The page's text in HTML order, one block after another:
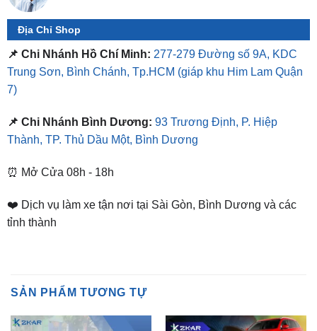
📌 Chi Nhánh Hồ Chí Minh: 277-279 Đường số 9A, KDC
Trung Sơn, Bình Chánh, Tp.HCM
7)
📌 Chi Nhánh Bình Dương:
⏰ Mở Cửa 08h - 18h
❤️ Dịch vụ làm xe tận nơi tại Sài Gòn, Bình Dương và các